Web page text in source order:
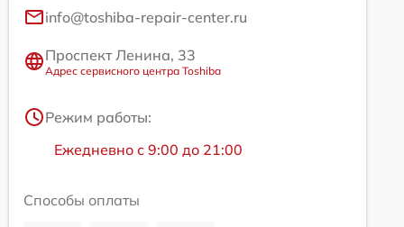
info@toshiba-repair-center.ru
Проспект Ленина, 33
Адрес сервисного центра Toshiba
Режим работы:
Ежедневно с 9:00 до 21:00
Способы оплаты